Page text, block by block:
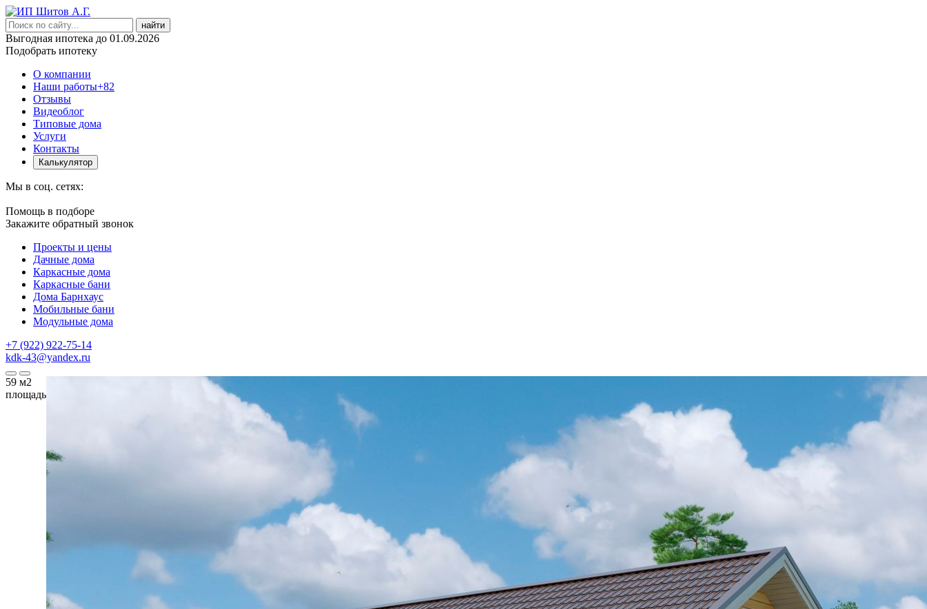
найти
Выгодная ипотека до 01.09.2026
Подобрать ипотеку
О компании
Наши работы+82
Отзывы
Видеоблог
Типовые дома
Услуги
Контакты
Калькулятор
Мы в соц. сетях:
Помощь в подборе
Закажите обратный звонок
Проекты и цены
Дачные дома
Каркасные дома
Каркасные бани
Дома Барнхаус
Мобильные бани
Модульные дома
+7 (922) 922-75-14
kdk-43@yandex.ru
59 м2
площадь